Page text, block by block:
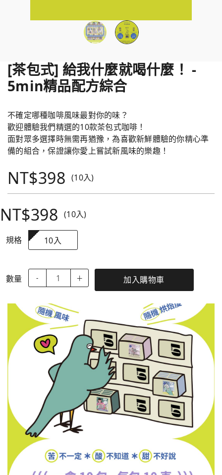
[茶包式] 給我什麼就喝什麼！ -
5min精品配方綜合
不確定哪種咖啡風味最對你的味？
歡迎體驗我們精選的10款茶包式咖啡！
面對眾多選擇時無需再猶豫，為喜歡新鮮體驗的你精心準
備的組合，保證讓你愛上嘗試新風味的樂趣！
NT$398 (10入)
NT$398 (10入)
規格 10入
數量 - ＋ 加入購物車